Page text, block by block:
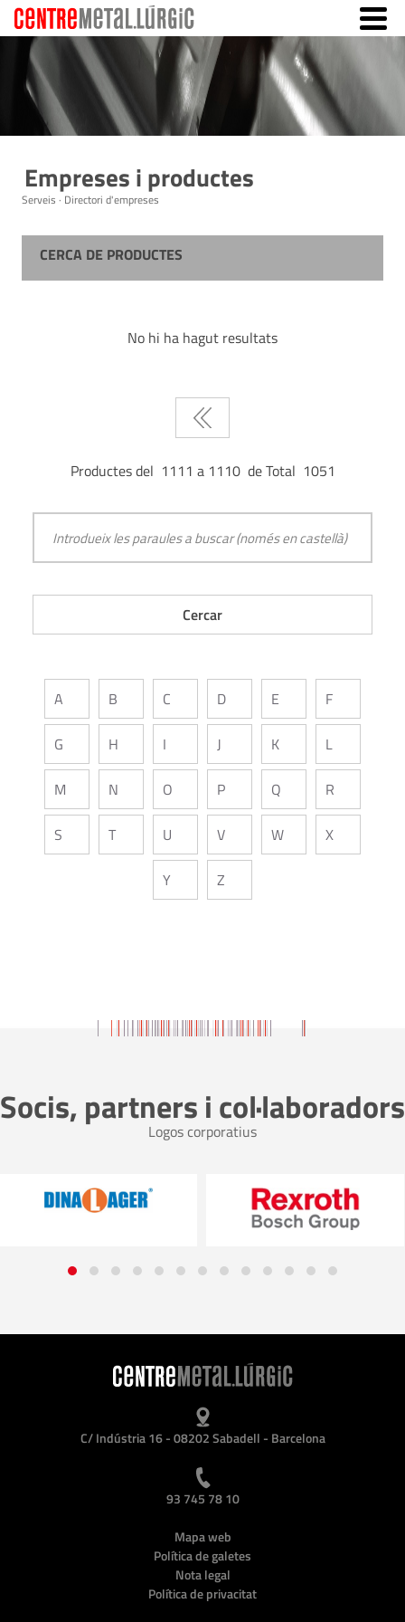
Empreses i productes
Serveis · Directori d'empreses
CERCA DE PRODUCTES
No hi ha hagut resultats
Productes del 1111 a 1110 de Total 1051
A B C D E F
G H I J K L
M N O P Q R
S T U V W X
Y Z
Socis, partners i col·laboradors
Logos corporatius
C/ Indústria 16 - 08202 Sabadell - Barcelona
93 745 78 10
Mapa web
Política de galetes
Nota legal
Política de privacitat